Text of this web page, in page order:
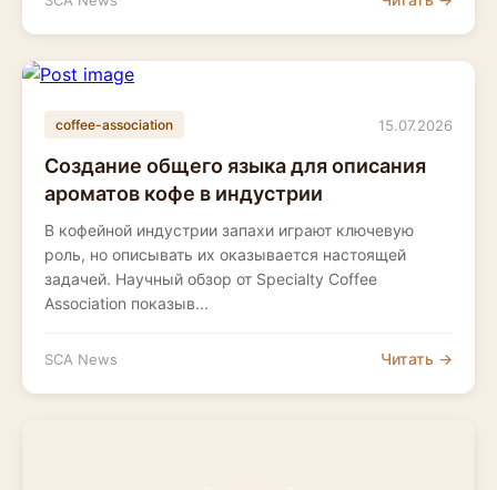
coffee-association 15.07.2026
Создание общего языка для описания
ароматов кофе в индустрии
В кофейной индустрии запахи играют ключевую
роль, но описывать их оказывается настоящей
задачей. Научный обзор от Specialty Coffee
Association показыв...
SCA News Читать →